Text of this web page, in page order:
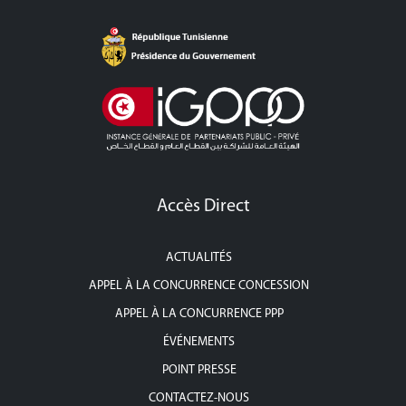
Accès Direct
ACTUALITÉS
APPEL À LA CONCURRENCE CONCESSION
APPEL À LA CONCURRENCE PPP
ÉVÉNEMENTS
POINT PRESSE
CONTACTEZ-NOUS